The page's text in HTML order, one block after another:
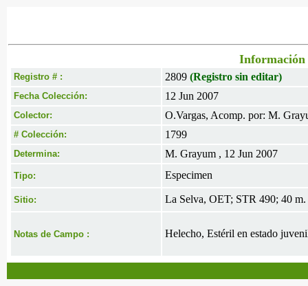
Información
Registro # : 2809 (Registro sin editar)
Fecha Colección: 12 Jun 2007
Colector: O.Vargas, Acomp. por: M.
# Colección: 1799
Determina: M. Grayum , 12 Jun 2007
Tipo: Especimen
Sitio: La Selva, OET; STR 490; 40
Notas de Campo : Helecho, Estéril en estado